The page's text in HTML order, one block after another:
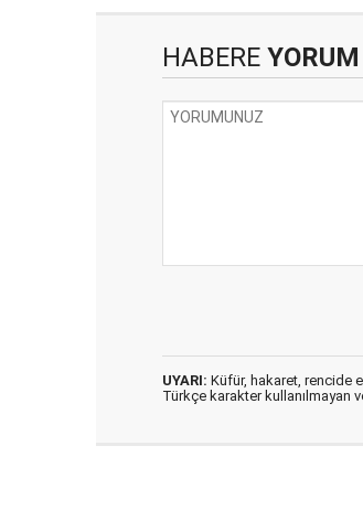
HABERE
UYARI: Küfür, hakaret, rencide
Türkçe karakter kullanılmayan